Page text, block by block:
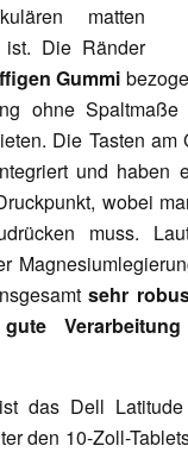
matten
ist. Die Ränder
Gummi
ohne Spaltmaße
Die Tasten am
und haben
wobei
muss.
sehr
gute Verarbeitung
das Dell
den 10-Zoll-